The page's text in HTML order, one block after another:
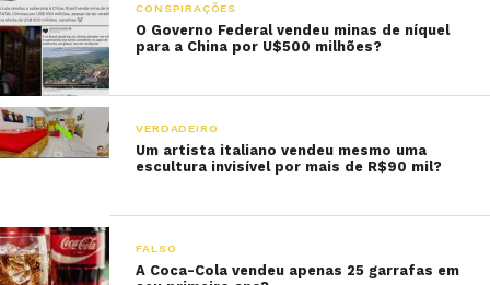
CONSPIRAÇÕES
O Governo Federal vendeu minas de níquel
para a China por U$500 milhões?
VERDADEIRO
Um artista italiano vendeu mesmo uma
escultura invisível por mais de R$90 mil?
FALSO
A Coca-Cola vendeu apenas 25 garrafas em